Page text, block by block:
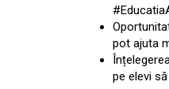
pot ajuta
pe elevi